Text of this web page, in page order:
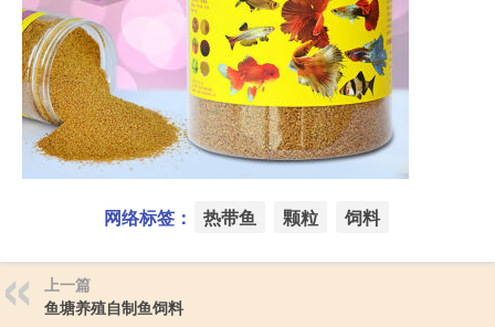
网络标签： 热带鱼 颗粒 饲料
上一篇
鱼塘养殖自制鱼饲料